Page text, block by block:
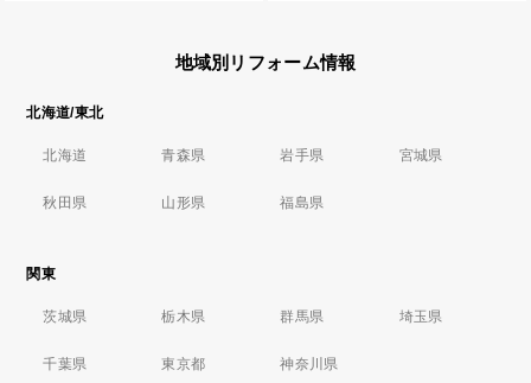
地域別リフォーム情報
北海道/東北
北海道 青森県 岩手県 宮城県
秋田県 山形県 福島県
関東
茨城県 栃木県 群馬県 埼玉県
千葉県 東京都 神奈川県